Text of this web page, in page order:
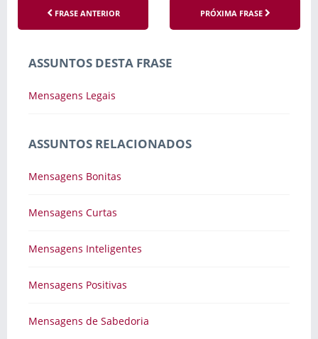
FRASE ANTERIOR PRÓXIMA FRASE
ASSUNTOS DESTA FRASE
Mensagens Legais
ASSUNTOS RELACIONADOS
Mensagens Bonitas
Mensagens Curtas
Mensagens Inteligentes
Mensagens Positivas
Mensagens de Sabedoria